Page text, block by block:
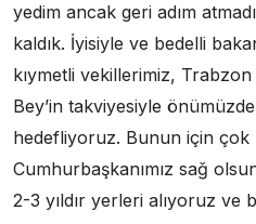
yedim ancak geri adım
kaldık. İyisiyle ve bedelli
kıymetli vekillerimiz,
Bey’in takviyesiyle
hedefliyoruz. Bunun için çok
Cumhurbaşkanımız sağ
2-3 yıldır yerleri alıyoruz ve